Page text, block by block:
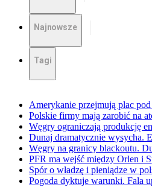
Najnowsze
Tagi
Amerykanie przejmują plac
Polskie firmy mają zarobić na
Węgry ograniczają produkcję
Dunaj dramatycznie wysycha.
Węgry na granicy blackoutu.
PFR ma wejść między Orlen i
Spór o władzę i pieniądze w
Pogoda dyktuje warunki. Fala